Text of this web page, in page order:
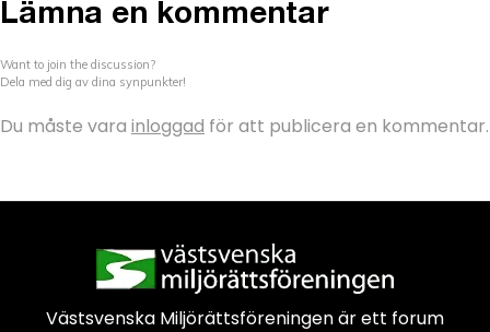
Lämna en kommentar
Want to join the discussion?
Dela med dig av dina synpunkter!
Du måste vara inloggad för att publicera en kommentar.
Västsvenska Miljörättsföreningen ärett forum